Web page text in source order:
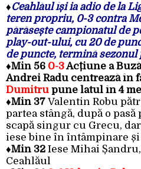
♦Ceahlăul își ia adio de la
teren propriu, 0-3 contra
părăsește campionatul de
play-out-ului, cu 20 de
de puncte, termină sezonul
♦Min 56 0-3Acțiune a
Andrei Radu centrează în
Dumitru pune latul în 4
♦Min 37Valentin Robu
partea stângă, după o
scapă singur cu Grecu,
iese bine în întâmpinare
♦Min 32 Iese Mihai
Ceahlăul